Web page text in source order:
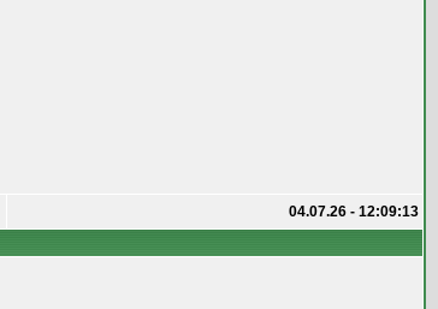
04.07.26 - 12:09:13